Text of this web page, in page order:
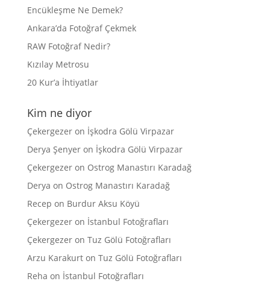
Encükleşme Ne Demek?
Ankara’da Fotoğraf Çekmek
RAW Fotoğraf Nedir?
Kızılay Metrosu
20 Kur’a İhtiyatlar
Kim ne diyor
Çekergezeron İşkodra Gölü Virpazar
Derya Şenyeron İşkodra Gölü Virpazar
Çekergezeron Ostrog Manastırı Karadağ
Derya on Ostrog Manastırı Karadağ
Recep on Burdur Aksu Köyü
Çekergezeron İstanbul Fotoğrafları
Çekergezeron Tuz Gölü Fotoğrafları
Arzu Karakurton Tuz Gölü Fotoğrafları
Reha on İstanbul Fotoğrafları